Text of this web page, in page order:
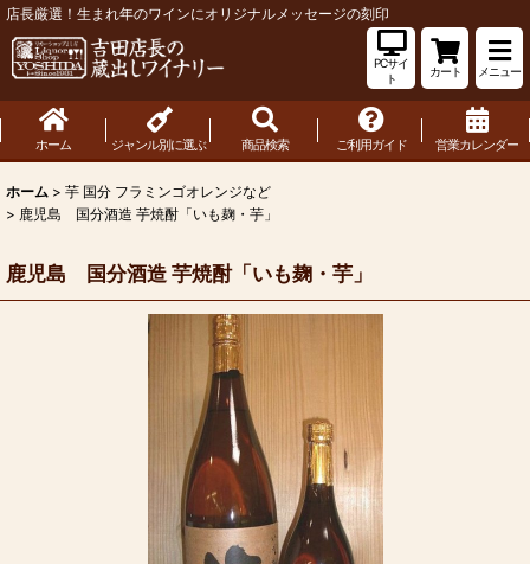
店長厳選！生まれ年のワインにオリジナルメッセージの刻印
PCサイ
ト
カート メニュー
ホーム ジャンル別に選ぶ 商品検索 ご利用ガイド 営業カレンダー
ホーム > 芋 国分 フラミンゴオレンジなど
> 鹿児島 国分酒造 芋焼酎「いも麹・芋」
鹿児島 国分酒造 芋焼酎「いも麹・芋」